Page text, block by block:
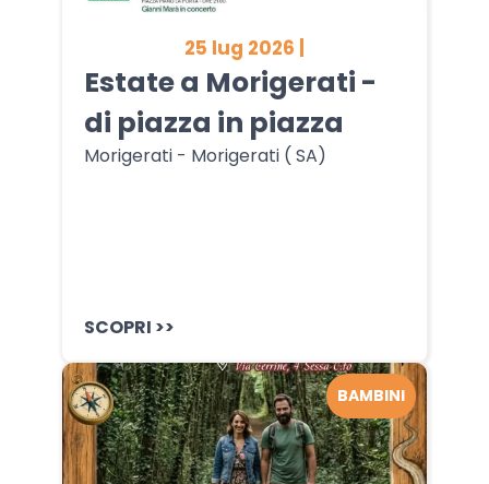
25 lug 2026 |
Estate a Morigerati -
di piazza in piazza
Morigerati - Morigerati ( SA)
SCOPRI >>
BAMBINI